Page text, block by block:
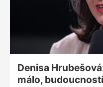
Denisa
málo,